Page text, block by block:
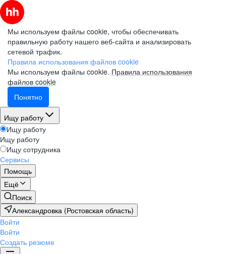
Мы используем файлы cookie, чтобы обеспечивать
правильную работу нашего веб-сайта и анализировать
сетевой трафик.
Правила использования файлов cookie
Мы используем файлы cookie. Правила использования
файлов cookie
Понятно
Ищу работу
Ищу работу
Ищу работу
Ищу сотрудника
Сервисы
Помощь
Ещё
Поиск
Александровка (Ростовская область)
Войти
Войти
Создать резюме